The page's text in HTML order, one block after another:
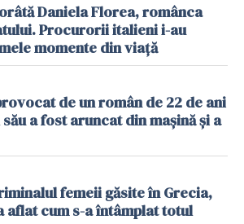
Daniela Florea, românca
Procurorii italieni i-au
momente din viață
de un român de 22 de ani
a fost aruncat din mașină și a
femeii găsite în Grecia,
aflat cum s-a întâmplat totul